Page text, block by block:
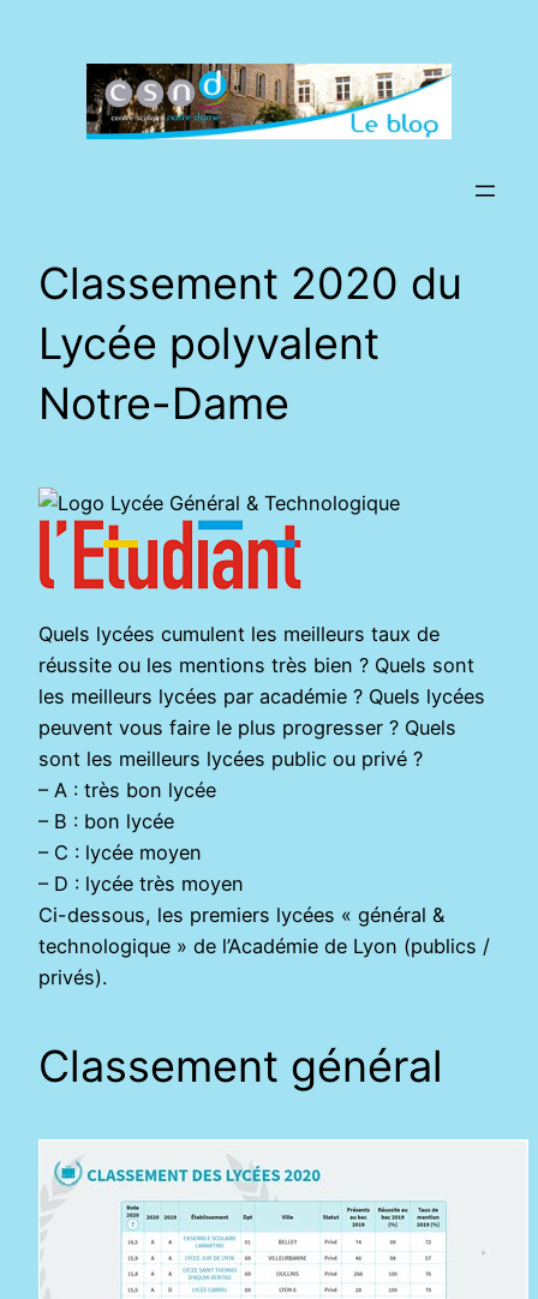
Classement 2020 du
Lycée polyvalent
Notre-Dame
Quels lycées cumulent les meilleurs taux de
réussite ou les mentions très bien ? Quels sont
les meilleurs lycées par académie ? Quels lycées
peuvent vous faire le plus progresser ? Quels
sont les meilleurs lycées public ou privé ?
– A : très bon lycée
– B : bon lycée
– C : lycée moyen
– D : lycée très moyen
Ci-dessous, les premiers lycées « général &
technologique » de l’Académie de Lyon (publics /
privés).
Classement général